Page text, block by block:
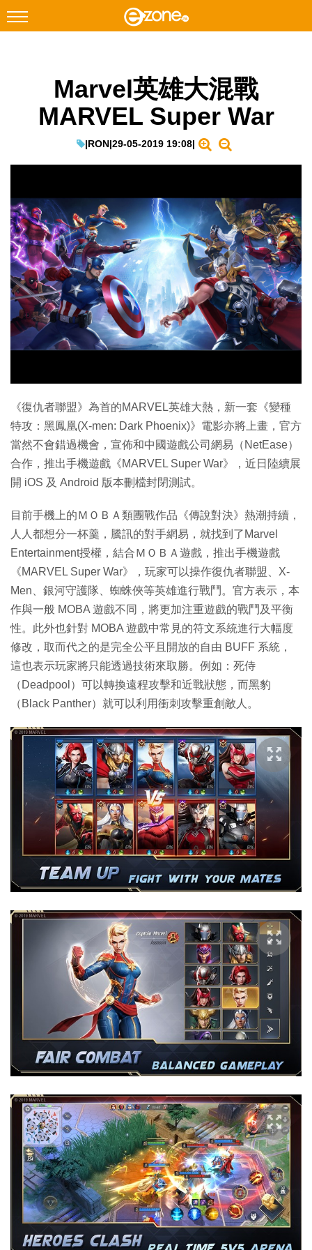
Facebook Instagram
科技焦點
遊戲動漫
EduTech
IT Times
生成式AI與雲端應用
Enterprise Digital Transformation
特集
Marvel英雄大混戰
MARVEL Super War
|RON|29-05-2019 19:08|
《復仇者聯盟》為首的MARVEL英雄大熱，新一套《變種
特攻：黑鳳凰(X-men: Dark Phoenix)》電影亦將上畫，官方
當然不會錯過機會，宣佈和中國遊戲公司網易（NetEase）
合作，推出手機遊戲《MARVEL Super War》，近日陸續展
開 iOS 及 Android 版本刪檔封閉測試。
目前手機上的ＭＯＢＡ類團戰作品《傳說對決》熱潮持續，
人人都想分一杯羹，騰訊的對手網易，就找到了Marvel
Entertainment授權，結合ＭＯＢＡ遊戲，推出手機遊戲
《MARVEL Super War》，玩家可以操作復仇者聯盟、X-
Men、銀河守護隊、蜘蛛俠等英雄進行戰鬥。官方表示，本
作與一般 MOBA 遊戲不同，將更加注重遊戲的戰鬥及平衡
性。此外也針對 MOBA 遊戲中常見的符文系統進行大幅度
修改，取而代之的是完全公平且開放的自由 BUFF 系統，
這也表示玩家將只能透過技術來取勝。例如：死侍
（Deadpool）可以轉換遠程攻擊和近戰狀態，而黑豹
（Black Panther）就可以利用衝刺攻擊重創敵人。